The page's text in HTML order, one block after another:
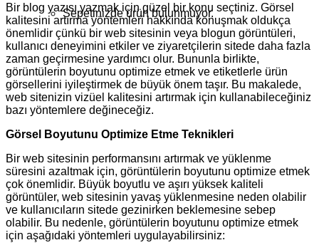
Sepetinizde ürün bulunmuyor.
Bir blog yazısı yazmak için güzel bir konu seçtiniz. Görsel
kalitesini artırma yöntemleri hakkında konuşmak oldukça
önemlidir çünkü bir web sitesinin veya blogun görüntüleri,
kullanıcı deneyimini etkiler ve ziyaretçilerin sitede daha fazla
zaman geçirmesine yardımcı olur. Bununla birlikte,
görüntülerin boyutunu optimize etmek ve etiketlerle ürün
görsellerini iyileştirmek de büyük önem taşır. Bu makalede,
web sitenizin vizüel kalitesini artırmak için kullanabileceğiniz
bazı yöntemlere değineceğiz.
Görsel Boyutunu Optimize Etme Teknikleri
Bir web sitesinin performansını artırmak ve yüklenme
süresini azaltmak için, görüntülerin boyutunu optimize etmek
çok önemlidir. Büyük boyutlu ve aşırı yüksek kaliteli
görüntüler, web sitesinin yavaş yüklenmesine neden olabilir
ve kullanıcıların sitede gezinirken beklemesine sebep
olabilir. Bu nedenle, görüntülerin boyutunu optimize etmek
için aşağıdaki yöntemleri uygulayabilirsiniz: